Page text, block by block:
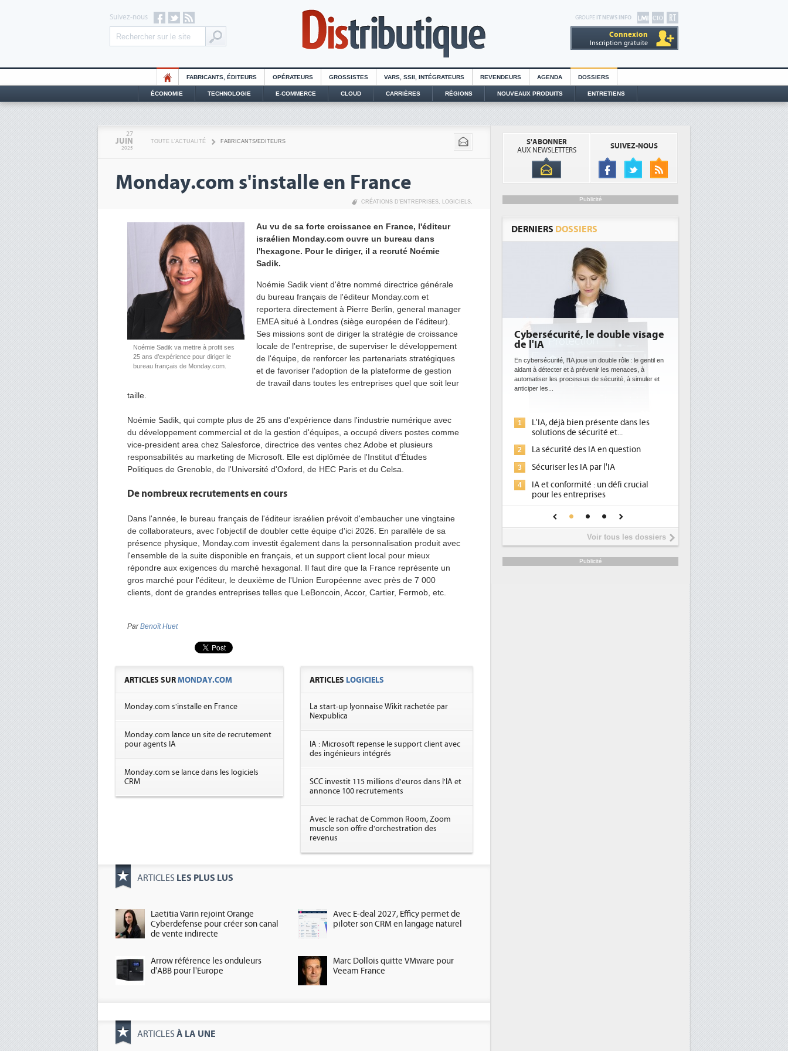
GROUPE IT NEWS INFO
Connexion
Inscription gratuite
Suivez-nous
FABRICANTS, ÉDITEURS OPÉRATEURS GROSSISTES VARS, SSII, INTÉGRATEURS REVENDEURS AGENDA DOSSIERS
ÉCONOMIE TECHNOLOGIE E-COMMERCE CLOUD CARRIÈRES RÉGIONS NOUVEAUX PRODUITS ENTRETIENS
27
JUIN
2025
TOUTE L'ACTUALITÉ FABRICANTS/EDITEURS
Monday.com s'installe en France
CRÉATIONS D’ENTREPRISES, LOGICIELS,
Noémie Sadik va mettre à profit ses
25 ans d’expérience pour diriger le
bureau français de Monday.com.
Au vu de sa forte croissance en France, l'éditeur
israélien Monday.com ouvre un bureau dans
l'hexagone. Pour le diriger, il a recruté Noémie
Sadik.
Noémie Sadik vient d'être nommé directrice générale
du bureau français de l'éditeur Monday.com et
reportera directement à Pierre Berlin, general manager
EMEA situé à Londres (siège européen de l'éditeur).
Ses missions sont de diriger la stratégie de croissance
locale de l'entreprise, de superviser le développement
de l'équipe, de renforcer les partenariats stratégiques
et de favoriser l'adoption de la plateforme de gestion
de travail dans toutes les entreprises quel que soit leur
taille.
Noémie Sadik, qui compte plus de 25 ans d'expérience dans l'industrie numérique avec
du développement commercial et de la gestion d'équipes, a occupé divers postes comme
vice-president area chez Salesforce, directrice des ventes chez Adobe et plusieurs
responsabilités au marketing de Microsoft. Elle est diplômée de l'Institut d'Études
Politiques de Grenoble, de l'Université d'Oxford, de HEC Paris et du Celsa.
De nombreux recrutements en cours
Dans l'année, le bureau français de l'éditeur israélien prévoit d'embaucher une vingtaine
de collaborateurs, avec l'objectif de doubler cette équipe d'ici 2026. En parallèle de sa
présence physique, Monday.com investit également dans la personnalisation produit avec
l'ensemble de la suite disponible en français, et un support client local pour mieux
répondre aux exigences du marché hexagonal. Il faut dire que la France représente un
gros marché pour l'éditeur, le deuxième de l'Union Européenne avec près de 7 000
clients, dont de grandes entreprises telles que LeBoncoin, Accor, Cartier, Fermob, etc.
ParBenoît Huet
ARTICLES SURMONDAY.COM
Monday.com s'installe en France
Monday.com lance un site de recrutement
pour agents IA
Monday.com se lance dans les logiciels
CRM
ARTICLES LOGICIELS
La start-up lyonnaise Wikit rachetée par
Nexpublica
IA : Microsoft repense le support client avec
des ingénieurs intégrés
SCC investit 115 millions d'euros dans l'IA et
annonce 100 recrutements
Avec le rachat de Common Room, Zoom
muscle son offre d'orchestration des
revenus
ARTICLES LES PLUS LUS
Laetitia Varin rejoint Orange
Cyberdefense pour créer son canal
de vente indirecte
Avec E-deal 2027, Efficy permet de
piloter son CRM en langage naturel
Arrow référence les onduleurs
d'ABB pour l'Europe
Marc Dollois quitte VMware pour
Veeam France
ARTICLES À LA UNE
S'ABONNER
AUX NEWSLETTERS
SUIVEZ-NOUS
Publicité
DERNIERS DOSSIERS
Cybersécurité, le double visage
de l'IA
En cybersécurité, l'IA joue un double rôle : le gentil en
aidant à détecter et à prévenir les menaces, à
automatiser les processus de sécurité, à simuler et
anticiper les...
1
L'IA, déjà bien présente dans les
solutions de sécurité et...
2 La sécurité des IA en question
Sécuriser les IA par l'IA
IA et conformité : un défi crucial
plus sûre ?
DEE: l'efficacité énergétique
bientôt une obligation pour les
datacenters
Des datacenters plus durables et plus efficaces, c'est
ce que recherchent les pouvoirs publics européens
1
Qu'est-ce que la DEE (directive
d'efficacité énergétique) ?
2
DEE, une pression administrative
place pour répondre à...
Phocea DC dans les cordes pour la
DEE
Interview de Fabrice Coquio,
président de Digital Realty...
6
Trimestriels IBM : L'activité logicielle
soutient les...
Voir tous les dossiers
Publicité